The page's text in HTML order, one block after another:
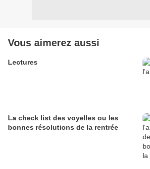
Vous aimerez aussi
Lectures
La check list des voyelles ou les
bonnes résolutions de la rentrée